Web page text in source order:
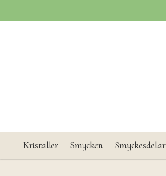
Kristaller Smycken Smyckesdelar